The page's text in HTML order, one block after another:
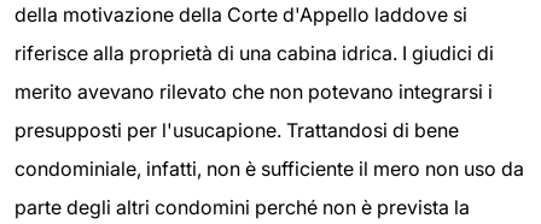
della motivazione della Corte d'Appello laddove si
riferisce alla proprietà di una cabina idrica. I giudici di
merito avevano rilevato che non potevano integrarsi i
presupposti per l'usucapione. Trattandosi di bene
condominiale, infatti, non è sufficiente il mero non uso da
parte degli altri condomini perché non è prevista la